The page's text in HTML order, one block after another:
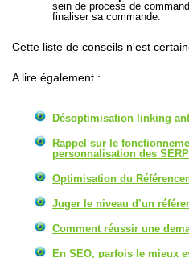
sein de process de
finaliser sa commande.
Cette liste de conseils n'est
A lire également :
Désoptimisation linking
Rappel sur le
personnalisation des SERP
Optimisation du
Juger le niveau d’un
Comment réussir une
En SEO, parfois le mieux